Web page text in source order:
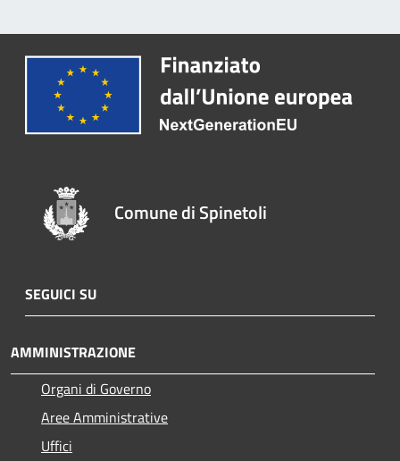
Comune di Spinetoli
SEGUICI SU
AMMINISTRAZIONE
Organi di Governo
Aree Amministrative
Uffici